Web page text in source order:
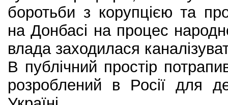
боротьби з корупцією та
на Донбасі на процес
влада заходилася
В публічний простір
розроблений в Росії для